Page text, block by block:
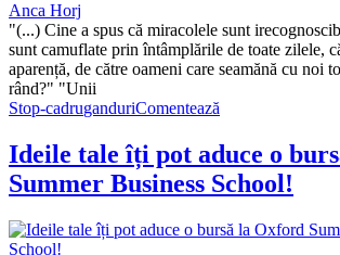
Anca Horj
"(...) Cine a spus că miracolele sunt
sunt camuflate prin întâmplările de toate zilele,
aparență, de către oameni care seamănă cu noi
rând?" "Unii
Stop-cadruganduriComentează
Ideile tale îți pot aduce o
Summer Business School!